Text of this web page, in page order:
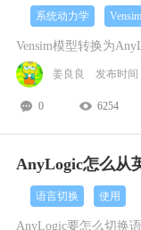
系统动力学 Vensim
Vensim模型转换为
姜良良 发布时间
0 6254
AnyLogic怎么从
语言切换 使用
AnyLogic要怎么切换